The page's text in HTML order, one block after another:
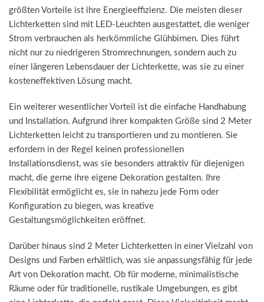
größten Vorteile ist ihre Energieeffizienz. Die meisten dieser
Lichterketten sind mit LED-Leuchten ausgestattet, die weniger
Strom verbrauchen als herkömmliche Glühbirnen. Dies führt
nicht nur zu niedrigeren Stromrechnungen, sondern auch zu
einer längeren Lebensdauer der Lichterkette, was sie zu einer
kosteneffektiven Lösung macht.
Ein weiterer wesentlicher Vorteil ist die einfache Handhabung
und Installation. Aufgrund ihrer kompakten Größe sind 2 Meter
Lichterketten leicht zu transportieren und zu montieren. Sie
erfordern in der Regel keinen professionellen
Installationsdienst, was sie besonders attraktiv für diejenigen
macht, die gerne ihre eigene Dekoration gestalten. Ihre
Flexibilität ermöglicht es, sie in nahezu jede Form oder
Konfiguration zu biegen, was kreative
Gestaltungsmöglichkeiten eröffnet.
Darüber hinaus sind 2 Meter Lichterketten in einer Vielzahl von
Designs und Farben erhältlich, was sie anpassungsfähig für jede
Art von Dekoration macht. Ob für moderne, minimalistische
Räume oder für traditionelle, rustikale Umgebungen, es gibt